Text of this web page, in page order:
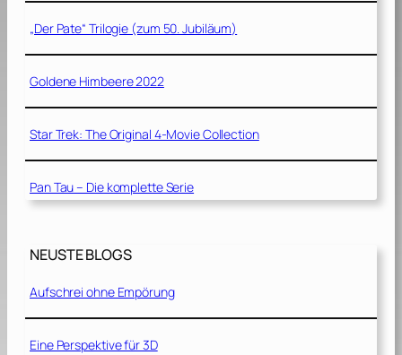
„Der Pate“ Trilogie (zum 50. Jubiläum)
Goldene Himbeere 2022
Star Trek: The Original 4-Movie Collection
Pan Tau – Die komplette Serie
NEUSTE BLOGS
Aufschrei ohne Empörung
Eine Perspektive für 3D